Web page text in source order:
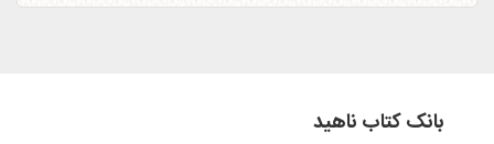
بانک کتاب ناهید